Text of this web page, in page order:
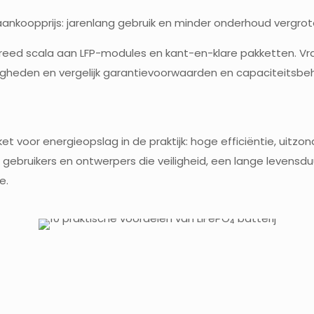
jarenlang gebruik en minder onderhoud
scala aan LFP-modules en kant-en-klare pakketten.
en vergelijk garantievoorwaarden en
voor energieopslag in de praktijk: hoge efficiëntie,
en ontwerpers die veiligheid, een lange